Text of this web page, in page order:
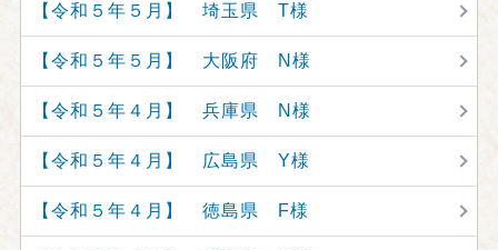
【令和５年５月】 埼玉県 T様
【令和５年５月】 大阪府 N様
【令和５年４月】 兵庫県 N様
【令和５年４月】 広島県 Y様
【令和５年４月】 徳島県 F様